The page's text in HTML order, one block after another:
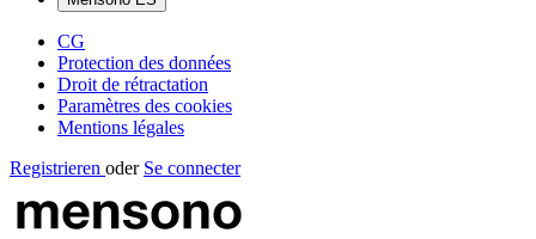
CG
Protection des données
Droit de rétractation
Paramètres des cookies
Mentions légales
Registrieren oder Se connecter